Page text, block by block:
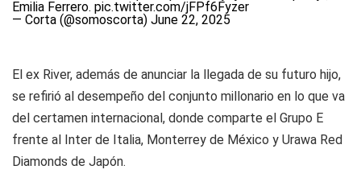
Emilia Ferrero. pic.twitter.com/jFPf6Fyzer
— Corta (@somoscorta) June 22, 2025
El ex River, además de anunciar la llegada de su futuro hijo,
se refirió al desempeño del conjunto millonario en lo que va
del certamen internacional, donde comparte el Grupo E
frente al Inter de Italia, Monterrey de México y Urawa Red
Diamonds de Japón.